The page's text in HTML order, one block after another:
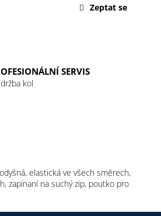
Zeptat se
SERVIS
kol
elastická ve všech směrech,
zapínaní na suchý zip, poutko pro